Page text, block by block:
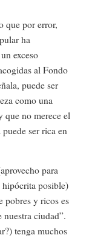
que por error,
ha
exceso
al Fondo
puede ser
como una
que no merece el
ser rica en
para
hipócrita posible)
pobres y ricos es
nuestra ciudad”.
tenga muchos